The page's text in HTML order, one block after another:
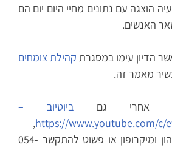
הוצגה עם נתונים מחיי היום יום הם
האנשים.
הדיון עימו במסגרת קהילת צומחים
מאמר זה.
אחרי גם ביוטיוב –
https://www.youtube.com/c/
,
בהסכת (פודקאסט) הון ומיקרופון או פשוט להתקשר 054-